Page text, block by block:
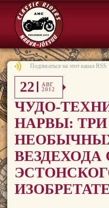
Подписаться на этот канал RSS
22
АВГ
2012
ЧУДО-
НАРВЫ: ТРИ
ВЕЗДЕХОДА